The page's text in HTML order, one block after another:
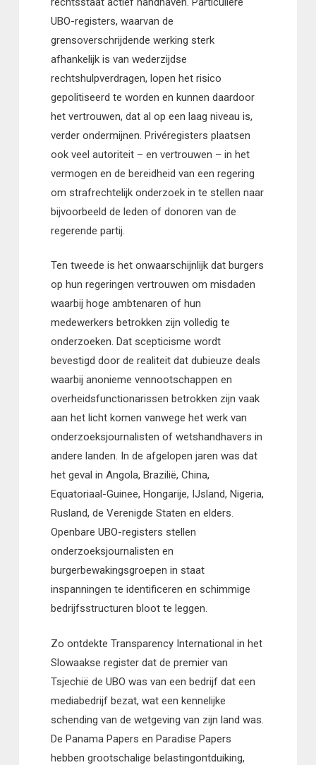
UBO-registers, waarvan de
grensoverschrijdende werking sterk
afhankelijk is van wederzijdse
rechtshulpverdragen, lopen het risico
gepolitiseerd te worden en kunnen daardoor
het vertrouwen, dat al op een laag niveau is,
verder ondermijnen. Privéregisters plaatsen
ook veel autoriteit – en vertrouwen – in het
vermogen en de bereidheid van een regering
om strafrechtelijk onderzoek in te stellen naar
bijvoorbeeld de leden of donoren van de
regerende partij.
Ten tweede is het onwaarschijnlijk dat burgers
op hun regeringen vertrouwen om misdaden
waarbij hoge ambtenaren of hun
medewerkers betrokken zijn volledig te
onderzoeken. Dat scepticisme wordt
bevestigd door de realiteit dat dubieuze deals
waarbij anonieme vennootschappen en
overheidsfunctionarissen betrokken zijn vaak
aan het licht komen vanwege het werk van
onderzoeksjournalisten of wetshandhavers in
andere landen. In de afgelopen jaren was dat
het geval in Angola, Brazilië, China,
Equatoriaal-Guinee, Hongarije, IJsland, Nigeria,
Rusland, de Verenigde Staten en elders.
Openbare UBO-registers stellen
onderzoeksjournalisten en
burgerbewakingsgroepen in staat
inspanningen te identificeren en schimmige
bedrijfsstructuren bloot te leggen.
Zo ontdekte Transparency International in het
Slowaakse register dat de premier van
Tsjechië de UBO was van een bedrijf dat een
mediabedrijf bezat, wat een kennelijke
schending van de wetgeving van zijn land was.
De Panama Papers en Paradise Papers
hebben grootschalige belastingontduiking,